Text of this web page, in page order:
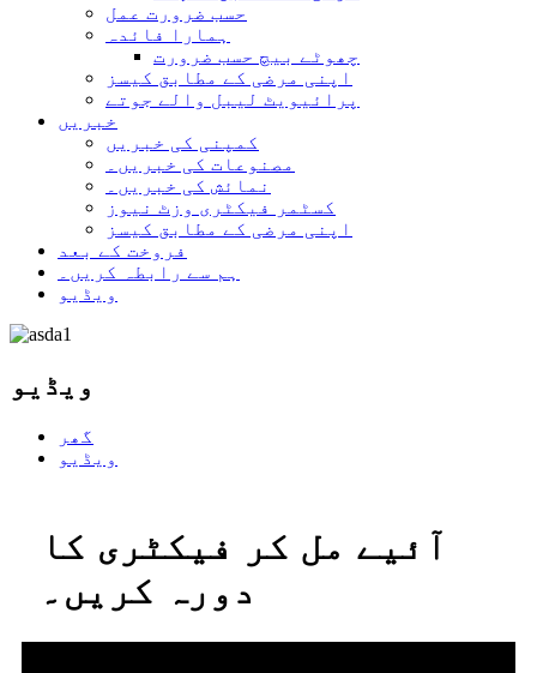
حسب ضرورت عمل
ہمارا فائدہ
چھوٹے بیچ حسب ضرورت
اپنی مرضی کے مطابق کیسز
پرائیویٹ لیبل والے جوتے
خبریں
کمپنی کی خبریں
مصنوعات کی خبریں۔
نمائش کی خبریں۔
کسٹمر فیکٹری وزٹ نیوز
اپنی مرضی کے مطابق کیسز
فروخت کے بعد
ہم سے رابطہ کریں۔
ویڈیو
ویڈیو
گھر
ویڈیو
آئیے مل کر فیکٹری کا
دورہ کریں۔